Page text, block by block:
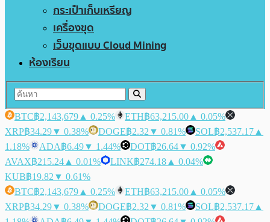
กระเป๋าเก็บเหรียญ
เครื่องขุด
เว็บขุดแบบ Cloud Mining
ห้องเรียน
BTC฿2,143,679 ▲ 0.25% ETH฿63,215.00 ▲ 0.05%
XRP฿34.29▼ 0.38% DOGE฿2.32 ▼ 0.81% SOL฿2,537.17 ▲
1.18%
ADA฿6.49▼ 1.44% DOT฿26.64▼ 0.92%
AVAX฿215.24 ▲ 0.01% LINK฿274.18 ▲ 0.04%
KUB฿19.82 ▼ 0.61%
BTC฿2,143,679 ▲ 0.25% ETH฿63,215.00 ▲ 0.05%
XRP฿34.29▼ 0.38% DOGE฿2.32 ▼ 0.81% SOL฿2,537.17 ▲